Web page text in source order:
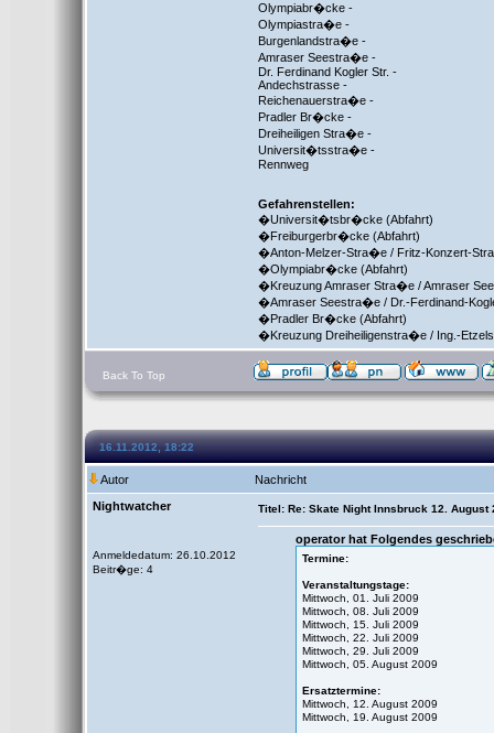
Olympiabr�cke -
Olympiastra�e -
Burgenlandstra�e -
Amraser Seestra�e -
Dr. Ferdinand Kogler Str. -
Andechstrasse -
Reichenauerstra�e -
Pradler Br�cke -
Dreiheiligen Stra�e -
Universit�tsstra�e -
Rennweg
Gefahrenstellen:
�Universit�tsbr�cke (Abfahrt)
�Freiburgerbr�cke (Abfahrt)
�Anton-Melzer-Stra�e / Fritz-Konzert-
�Olympiabr�cke (Abfahrt)
�Kreuzung Amraser Stra�e / Amraser
�Amraser Seestra�e / Dr.-Ferdinand-
�Pradler Br�cke (Abfahrt)
�Kreuzung Dreiheiligenstra�e / Ing.-
Back To Top
16.11.2012, 18:22
Autor
Nachricht
Nightwatcher
Anmeldedatum: 26.10.2012
Beitr�ge: 4
Titel: Re: Skate Night Innsbruck 12. August
operator hat Folgendes
Termine:
Veranstaltungstage:
Mittwoch, 01. Juli 2009
Mittwoch, 08. Juli 2009
Mittwoch, 15. Juli 2009
Mittwoch, 22. Juli 2009
Mittwoch, 29. Juli 2009
Mittwoch, 05. August 2009
Ersatztermine:
Mittwoch, 12. August 2009
Mittwoch, 19. August 2009